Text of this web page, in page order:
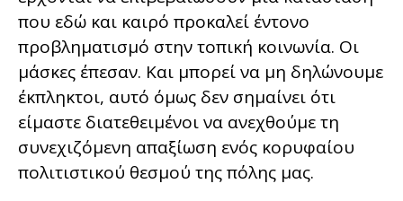
που εδώ και καιρό προκαλεί έντονο
προβληματισμό στην τοπική κοινωνία. Οι
μάσκες έπεσαν. Και μπορεί να μη δηλώνουμε
έκπληκτοι, αυτό όμως δεν σημαίνει ότι
είμαστε διατεθειμένοι να ανεχθούμε τη
συνεχιζόμενη απαξίωση ενός κορυφαίου
πολιτιστικού θεσμού της πόλης μας.